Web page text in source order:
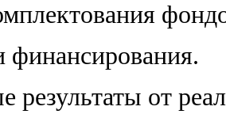
финансирования.
результаты от